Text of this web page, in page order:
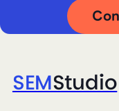
SEMStudio